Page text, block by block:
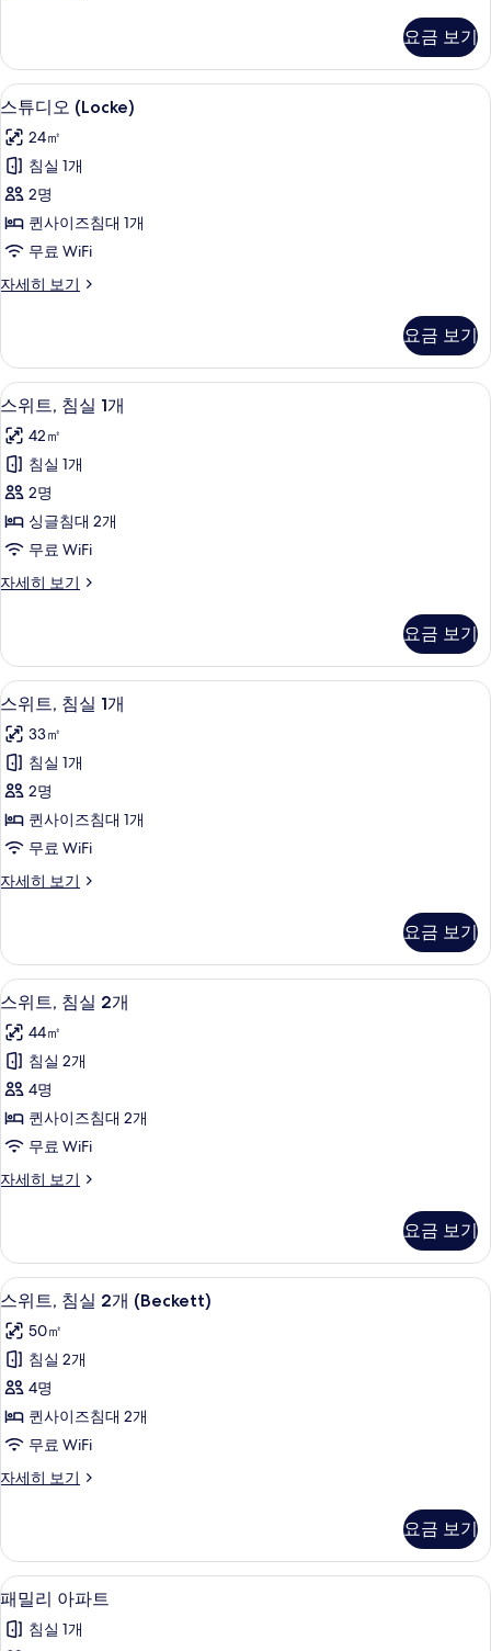
두
보
기
디
오
자
히
보
기
요금 보기
스
튜
디
오
(Locke)
사
진
모
보
기
스튜디오 (Locke) | 객실 내 금고, 책상,
8
스튜디오 (Locke)
24㎡
침실 1개
2명
퀸사이즈침대 1개
무료 WiFi
자세히 보기
스
(Locke)
자
세
보
기
요금 보기
스
위
트,
침
실
1
개
사
모
두
보
기
스위트, 침실 1개 | 전용 주방 | 냉장고,
5
스위트, 침실 1개
42㎡
침실 1개
2명
싱글침대 2개
무료 WiFi
자세히 보기
스
실
개
세
히
보
기
요금 보기
스
위
트,
침
실
1
개
사
모
두
보
기
객실 내 금고, 책상, 노트북 작업 공간,
8
스위트, 침실 1개
33㎡
침실 1개
2명
퀸사이즈침대 1개
무료 WiFi
자세히 보기
스
실
개
세
히
보
기
요금 보기
스
위
트,
침
실
2
개
사
모
두
보
기
스위트, 침실 2개 | 거실 공간 | 디지털
9
스위트, 침실 2개
44㎡
침실 2개
4명
퀸사이즈침대 2개
무료 WiFi
자세히 보기
스
실
개
세
히
보
기
요금 보기
스
위
트,
침
실
2
개
(Beckett)
모
두
보
스위트, 침실 2개 (Beckett) | 거실 공
9
스위트, 침실 2개 (Beckett)
50㎡
침실 2개
4명
퀸사이즈침대 2개
무료 WiFi
자세히 보기
스
실
개
(Beckett)
자
요금 보기
패
밀
리
객실 내 금고, 책상, 노트북 작업 공간,
8
패밀리 아파트
침실 1개